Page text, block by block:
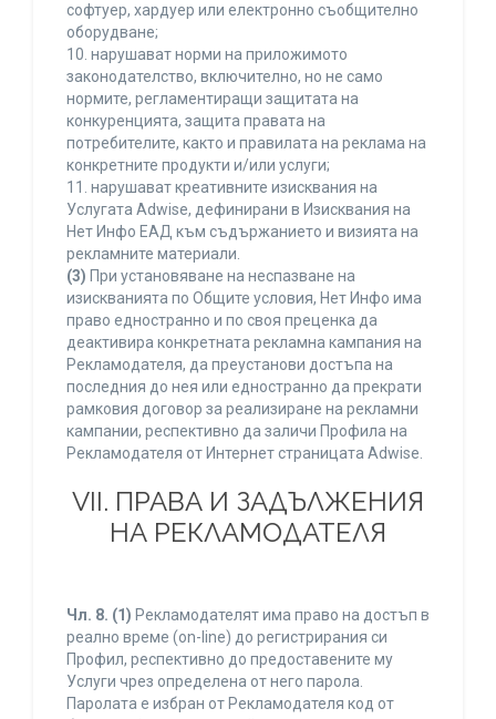
софтуер, хардуер или електронно съобщително
оборудване;
10. нарушават норми на приложимото
законодателство, включително, но не само
нормите, регламентиращи защитата на
конкуренцията, защита правата на
потребителите, както и правилата на реклама на
конкретните продукти и/или услуги;
11. нарушават креативните изисквания на
Услугата Adwise, дефинирани в Изисквания на
Нет Инфо ЕАД към съдържанието и визията на
рекламните материали.
(3) При установяване на неспазване на
изискванията по Общите условия, Нет Инфо има
право едностранно и по своя преценка да
деактивира конкретната рекламна кампания на
Рекламодателя, да преустанови достъпа на
последния до нея или едностранно да прекрати
рамковия договор за реализиране на рекламни
кампании, респективно да заличи Профила на
Рекламодателя от Интернет страницата Adwise.
VII. ПРАВА И ЗАДЪЛЖЕНИЯ
НА РЕКЛАМОДАТЕЛЯ
Чл. 8. (1) Рекламодателят има право на достъп в
реално време (on-line) до регистрирания си
Профил, респективно до предоставените му
Услуги чрез определена от него парола.
Паролата е избран от Рекламодателя код от